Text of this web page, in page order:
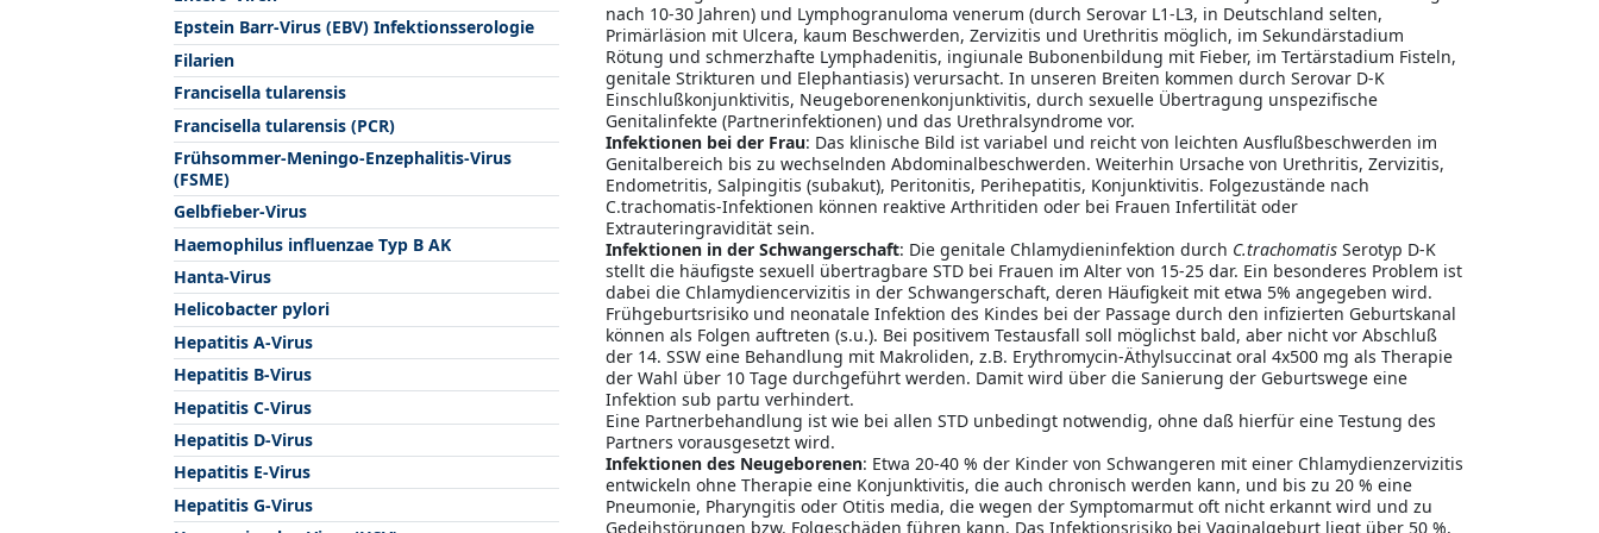
Epstein Barr-Virus (EBV) Infektionsserologie
Filarien
Francisella tularensis
Francisella tularensis (PCR)
Frühsommer-Meningo-Enzephalitis-Virus
(FSME)
Gelbfieber-Virus
Haemophilus influenzae Typ B AK
Hanta-Virus
Helicobacter pylori
Hepatitis A-Virus
Hepatitis B-Virus
Hepatitis C-Virus
Hepatitis D-Virus
Hepatitis E-Virus
Hepatitis G-Virus
nach 10-30 Jahren) und Lymphogranuloma venerum (durch Serovar L1-L3, in Deutschland selten,
Primärläsion mit Ulcera, kaum Beschwerden, Zervizitis und Urethritis möglich, im Sekundärstadium
Rötung und schmerzhafte Lymphadenitis, ingiunale Bubonenbildung mit Fieber, im Tertärstadium Fisteln,
genitale Strikturen und Elephantiasis) verursacht. In unseren Breiten kommen durch Serovar D-K
Einschlußkonjunktivitis, Neugeborenenkonjunktivitis, durch sexuelle Übertragung unspezifische
Genitalinfekte (Partnerinfektionen) und das Urethralsyndrome vor.
Infektionen bei der Frau: Das klinische Bild ist variabel und reicht von leichten Ausflußbeschwerden im
Genitalbereich bis zu wechselnden Abdominalbeschwerden. Weiterhin Ursache von Urethritis, Zervizitis,
Endometritis, Salpingitis (subakut), Peritonitis, Perihepatitis, Konjunktivitis. Folgezustände nach
C.trachomatis-Infektionen können reaktive Arthritiden oder bei Frauen Infertilität oder
Extrauteringravidität sein.
Infektionen in der Schwangerschaft: Die genitale Chlamydieninfektion durch C.trachomatis Serotyp D-K
stellt die häufigste sexuell übertragbare STD bei Frauen im Alter von 15-25 dar. Ein besonderes Problem ist
dabei die Chlamydiencervizitis in der Schwangerschaft, deren Häufigkeit mit etwa 5% angegeben wird.
Frühgeburtsrisiko und neonatale Infektion des Kindes bei der Passage durch den infizierten Geburtskanal
können als Folgen auftreten (s.u.). Bei positivem Testausfall soll möglichst bald, aber nicht vor Abschluß
der 14. SSW eine Behandlung mit Makroliden, z.B. Erythromycin-Äthylsuccinat oral 4x500 mg als Therapie
der Wahl über 10 Tage durchgeführt werden. Damit wird über die Sanierung der Geburtswege eine
Infektion sub partu verhindert.
Eine Partnerbehandlung ist wie bei allen STD unbedingt notwendig, ohne daß hierfür eine Testung des
Partners vorausgesetzt wird.
Infektionen des Neugeborenen: Etwa 20-40 % der Kinder von Schwangeren mit einer Chlamydienzervizitis
entwickeln ohne Therapie eine Konjunktivitis, die auch chronisch werden kann, und bis zu 20 % eine
Pneumonie, Pharyngitis oder Otitis media, die wegen der Symptomarmut oft nicht erkannt wird und zu
Gedeihstörungen bzw. Folgeschäden führen kann. Das Infektionsrisiko bei Vaginalgeburt liegt über 50 %,